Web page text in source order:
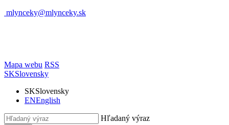
mlynceky@mlynceky.sk
Mapa webu RSS
SKSlovensky
SKSlovensky
ENEnglish
Hľadaný výraz